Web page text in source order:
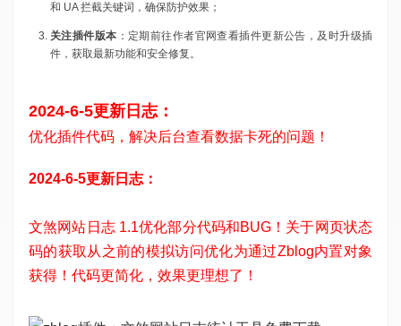
和 UA 拦截关键词，确保防护效果；
关注插件版本 ：定期前往作者官网查看插件更新公告，及时升级插
件，获取最新功能和安全修复。
2024-6-5更新日志：
优化插件代码，解决后台查看数据卡死的问题！
2024-6-5更新日志：
文煞网站日志 1.1优化部分代码和BUG！关于网页状态
码的获取从之前的模拟访问优化为通过Zblog内置对象
获得！代码更简化，效果更理想了！